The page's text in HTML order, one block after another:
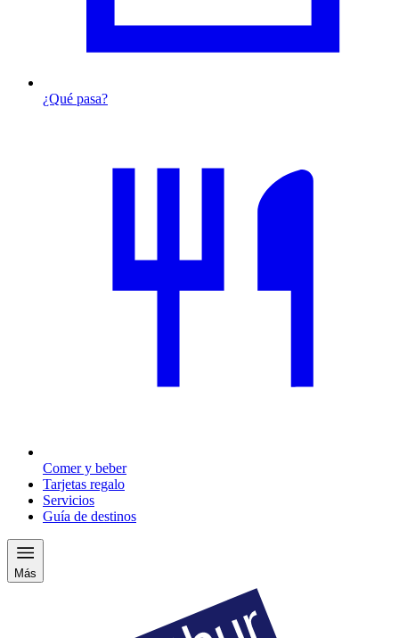
¿Qué pasa?
Comer y beber
Tarjetas regalo
Servicios
Guía de destinos
Más